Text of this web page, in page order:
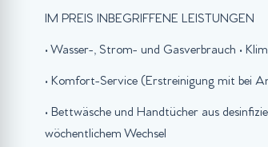
IM PREIS INBEGRIFFENE LEISTUNGEN
• Wasser-, Strom- und Gasverbrauch •
• Komfort-Service (Erstreinigung mit bei
• Bettwäsche und Handtücher aus
wöchentlichem Wechsel